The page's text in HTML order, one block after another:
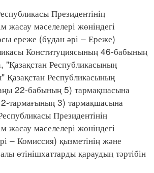
Президентінің
жасау мәселелері жөніндегі
ереже (бұдан әрі – Ереже)
Конституциясының 46-бабының
Республикасының
Қазақстан Республикасының
22-бабының 5) тармақшасына
тармағының 3) тармақшасына
Президентінің
жасау мәселелері жөніндегі
– Комиссия) қызметінің және
өтінішхаттарды қараудың тәртібін